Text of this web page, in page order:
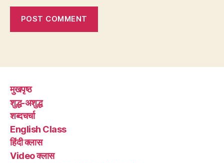
मुखपृष्ठ
शुद्ध-अशुद्ध
शब्दचर्चा
English Class
हिंदी क्लास
Video क्लास